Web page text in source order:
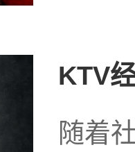
KTV
随着